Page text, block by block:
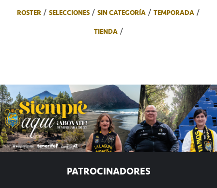
ROSTER
SELECCIONES SIN CATEGORÍA
TEMPORADA
TIENDA
PATROCINADORES